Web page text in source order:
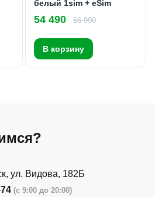
белый 1sim + eSim
54 490 66 990
В корзину
ул. Видова, 182Б
(с 9:00 до 20:00)